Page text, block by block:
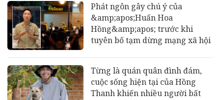
Phát ngôn gây chú ý của
&amp;apos;Huấn Hoa
Hồng&amp;apos; trước khi
tuyên bố tạm dừng mạng xã hội
Từng là quán quân đình đám,
cuộc sống hiện tại của Hồng
Thanh khiến nhiều người bất